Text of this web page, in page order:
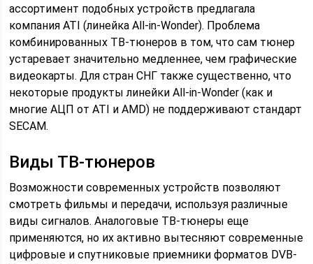
ассортимент подобных устройств предлагала
компания ATI (линейка All-in-Wonder). Проблема
комбинированных ТВ-тюнеров в том, что сам тюнер
устаревает значительно медленнее, чем графические
видеокарты. Для стран СНГ также существенно, что
некоторые продукты линейки All-in-Wonder (как и
многие АЦП от ATI и AMD) не поддерживают стандарт
SECAM.
Виды ТВ-тюнеров
Возможности современных устройств позволяют
смотреть фильмы и передачи, используя различные
виды сигналов. Аналоговые ТВ-тюнеры еще
применяются, но их активно вытесняют современные
цифровые и спутниковые приемники форматов DVB-